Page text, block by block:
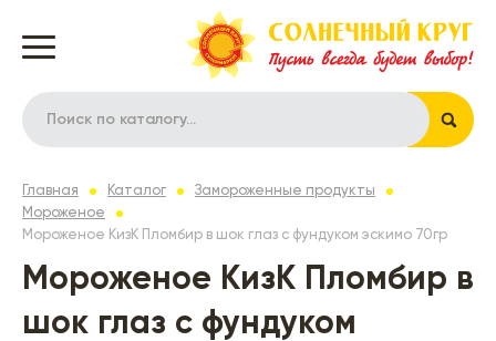
Главная Каталог
Замороженные продукты
Мороженое
Мороженое КизК Пломбир в шок глаз с фундуком эскимо 70гр
Мороженое КизК Пломбир в
шок глаз с фундуком